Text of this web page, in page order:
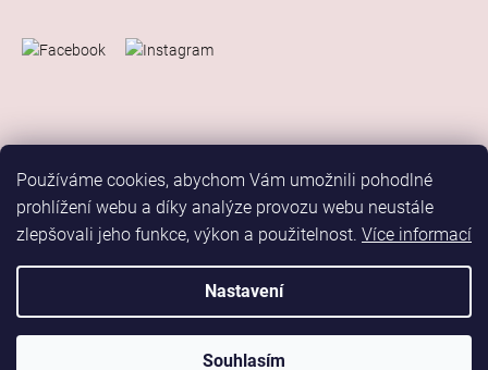
Používáme cookies, abychom Vám umožnili pohodlné
prohlížení webu a díky analýze provozu webu neustále
zlepšovali jeho funkce, výkon a použitelnost. Více informací
Nastavení
Souhlasím
Vytvořil Shoptet
Elis Dance Sport . Všechna práva vyhrazena.
Upravit nastavení cookiesMarketing